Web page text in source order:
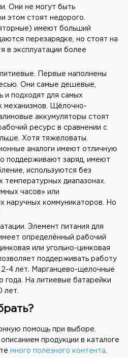
Они не могут быть
этом стоят недорого.
имеют больший
перезарядке, но стоят на
в эксплуатации более
Первые наполнены
Они самые дешевые,
и подходят для самых
механизмов. Щёлочно-
аккумуляторы стоят
ресурс в сравнении с
Хотя тяжеловаты.
аналоги имеют отличную
поддерживают заряд, имеют
используются без
температурных диапазонах.
часов» или
наручных коммуникаторов. Но
Элемент питания для
определённый рабочий
или угольно-цинковая
поддерживать работу
2-4 лет. Марганцево-щелочные
года. На литиевые батарейки
лет.
помощь при выборе.
продукции в каталоге
много полезного контента